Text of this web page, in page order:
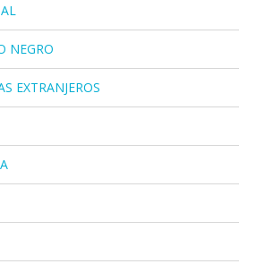
NEGRO
EXTRANJEROS